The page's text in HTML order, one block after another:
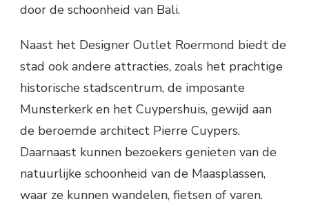
door de schoonheid van Bali.
Naast het Designer Outlet Roermond biedt de
stad ook andere attracties, zoals het prachtige
historische stadscentrum, de imposante
Munsterkerk en het Cuypershuis, gewijd aan
de beroemde architect Pierre Cuypers.
Daarnaast kunnen bezoekers genieten van de
natuurlijke schoonheid van de Maasplassen,
waar ze kunnen wandelen, fietsen of varen.